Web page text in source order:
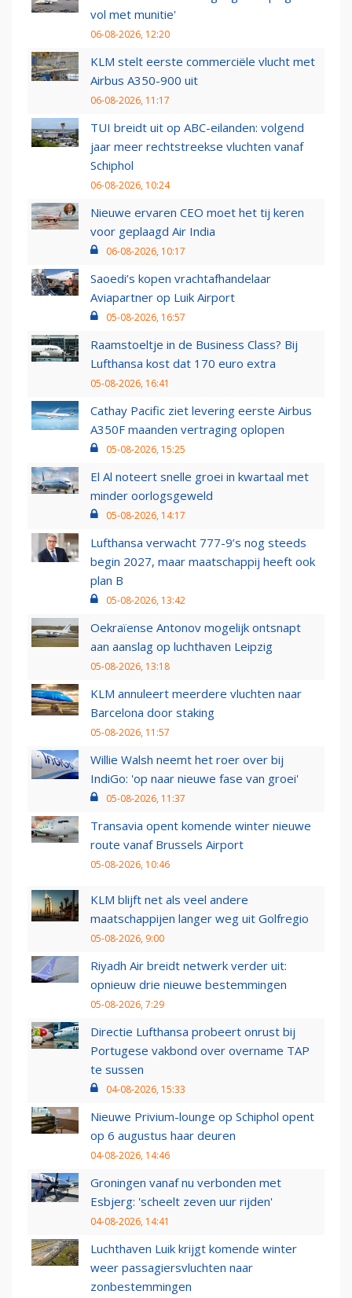
vol met munitie'
06-08-2026, 12:20
KLM stelt eerste commerciële vlucht met
Airbus A350-900 uit
06-08-2026, 11:17
TUI breidt uit op ABC-eilanden: volgend
jaar meer rechtstreekse vluchten vanaf
Schiphol
06-08-2026, 10:24
Nieuwe ervaren CEO moet het tij keren
voor geplaagd Air India
06-08-2026, 10:17
Saoedi’s kopen vrachtafhandelaar
Aviapartner op Luik Airport
05-08-2026, 16:57
Raamstoeltje in de Business Class? Bij
Lufthansa kost dat 170 euro extra
05-08-2026, 16:41
Cathay Pacific ziet levering eerste Airbus
A350F maanden vertraging oplopen
05-08-2026, 15:25
El Al noteert snelle groei in kwartaal met
minder oorlogsgeweld
05-08-2026, 14:17
Lufthansa verwacht 777-9’s nog steeds
begin 2027, maar maatschappij heeft ook
plan B
05-08-2026, 13:42
Oekraïense Antonov mogelijk ontsnapt
aan aanslag op luchthaven Leipzig
05-08-2026, 13:18
KLM annuleert meerdere vluchten naar
Barcelona door staking
05-08-2026, 11:57
Willie Walsh neemt het roer over bij
IndiGo: 'op naar nieuwe fase van groei'
05-08-2026, 11:37
Transavia opent komende winter nieuwe
route vanaf Brussels Airport
05-08-2026, 10:46
KLM blijft net als veel andere
maatschappijen langer weg uit Golfregio
05-08-2026, 9:00
Riyadh Air breidt netwerk verder uit:
opnieuw drie nieuwe bestemmingen
05-08-2026, 7:29
Directie Lufthansa probeert onrust bij
Portugese vakbond over overname TAP
te sussen
04-08-2026, 15:33
Nieuwe Privium-lounge op Schiphol opent
op 6 augustus haar deuren
04-08-2026, 14:46
Groningen vanaf nu verbonden met
Esbjerg: 'scheelt zeven uur rijden'
04-08-2026, 14:41
Luchthaven Luik krijgt komende winter
weer passagiersvluchten naar
zonbestemmingen